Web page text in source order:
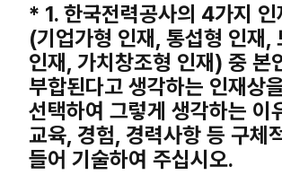
* 1. 한국전력공사의 4가지 인
(기업가형 인재, 통섭형 인재,
인재, 가치창조형 인재) 중 본
부합된다고 생각하는 인재상
선택하여 그렇게 생각하는 이
교육, 경험, 경력사항 등 구체
들어 기술하여 주십시오.